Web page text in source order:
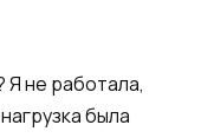
Я не работала,
была